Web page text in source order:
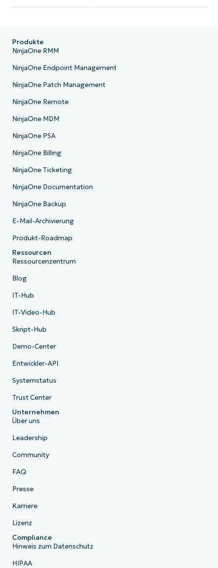
Produkte
NinjaOne RMM
NinjaOne Endpoint Management
NinjaOne Patch Management
NinjaOne Remote
NinjaOne MDM
NinjaOne PSA
NinjaOne Billing
NinjaOne Ticketing
NinjaOne Documentation
NinjaOne Backup
E-Mail-Archivierung
Produkt-Roadmap
Ressourcen
Ressourcenzentrum
Blog
IT-Hub
IT-Video-Hub
Skript-Hub
Demo-Center
Entwickler-API
Systemstatus
Trust Center
Unternehmen
Über uns
Leadership
Community
FAQ
Presse
Karriere
Lizenz
Compliance
Hinweis zum Datenschutz
HIPAA